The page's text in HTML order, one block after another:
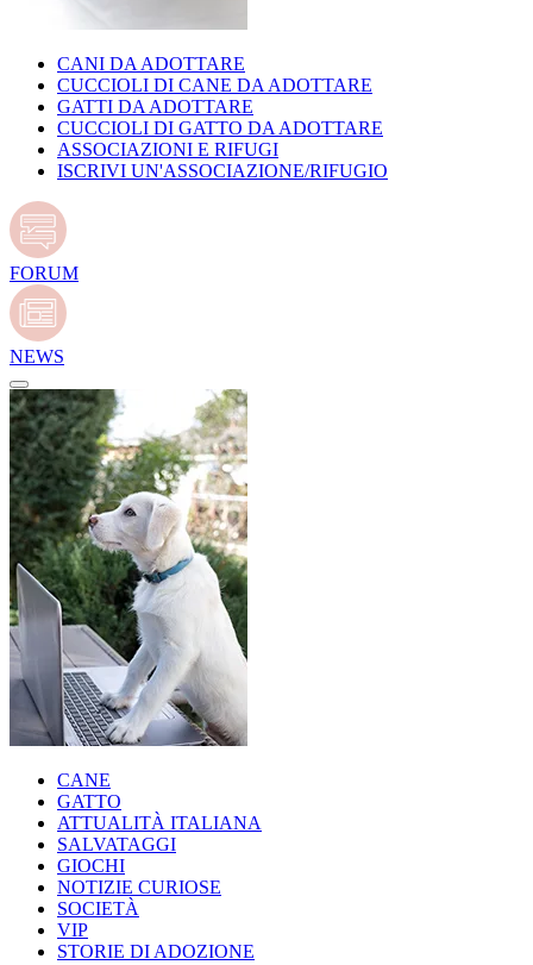
CANI DA ADOTTARE
CUCCIOLI DI CANE DA ADOTTARE
GATTI DA ADOTTARE
CUCCIOLI DI GATTO DA ADOTTARE
ASSOCIAZIONI E RIFUGI
ISCRIVI UN'ASSOCIAZIONE/RIFUGIO
FORUM
NEWS
CANE
GATTO
ATTUALITÀ ITALIANA
SALVATAGGI
GIOCHI
NOTIZIE CURIOSE
SOCIETÀ
VIP
STORIE DI ADOZIONE